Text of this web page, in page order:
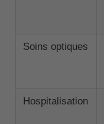
Soins optiques
Hospitalisation